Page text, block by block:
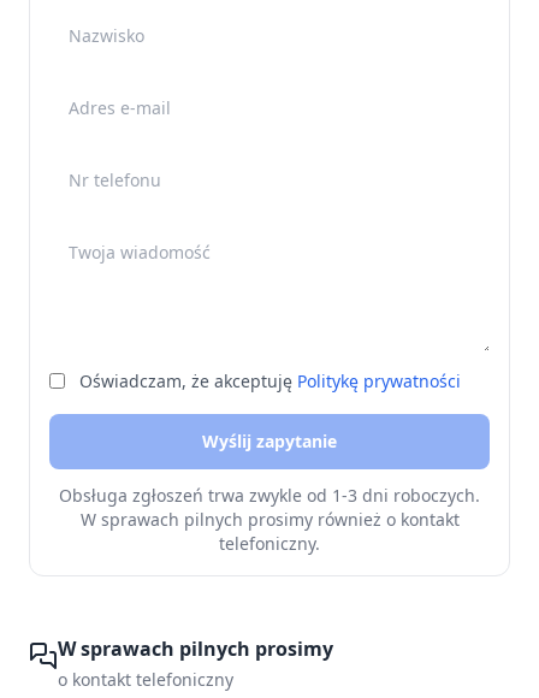
Nazwisko
Adres e-mail
Nr telefonu
Twoja wiadomość
Oświadczam, że akceptuję Politykę prywatności
Wyślij zapytanie
Obsługa zgłoszeń trwa zwykle od 1-3 dni roboczych.
W sprawach pilnych prosimy również o kontakt
telefoniczny.
W sprawach pilnych prosimy
o kontakt telefoniczny